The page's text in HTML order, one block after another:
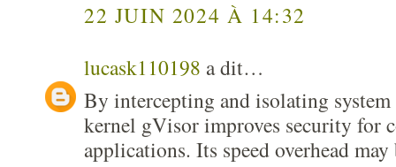
22 JUIN 2024 À 14:32
lucask110198 a dit…
By intercepting and isolating system
kernel gVisor improves security for
applications. Its speed overhead